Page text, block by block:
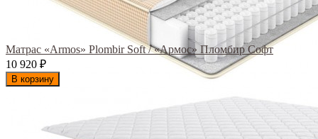
Матрас «Armos» Plombir Soft / «Армос» Пломбир Софт
10 920 ₽
В корзину